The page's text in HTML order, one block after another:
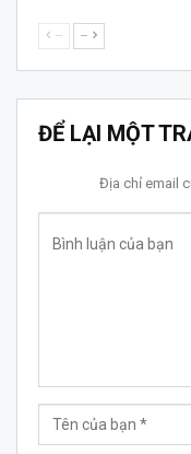
-- --
ĐỂ LẠI MỘT
Địa chỉ email